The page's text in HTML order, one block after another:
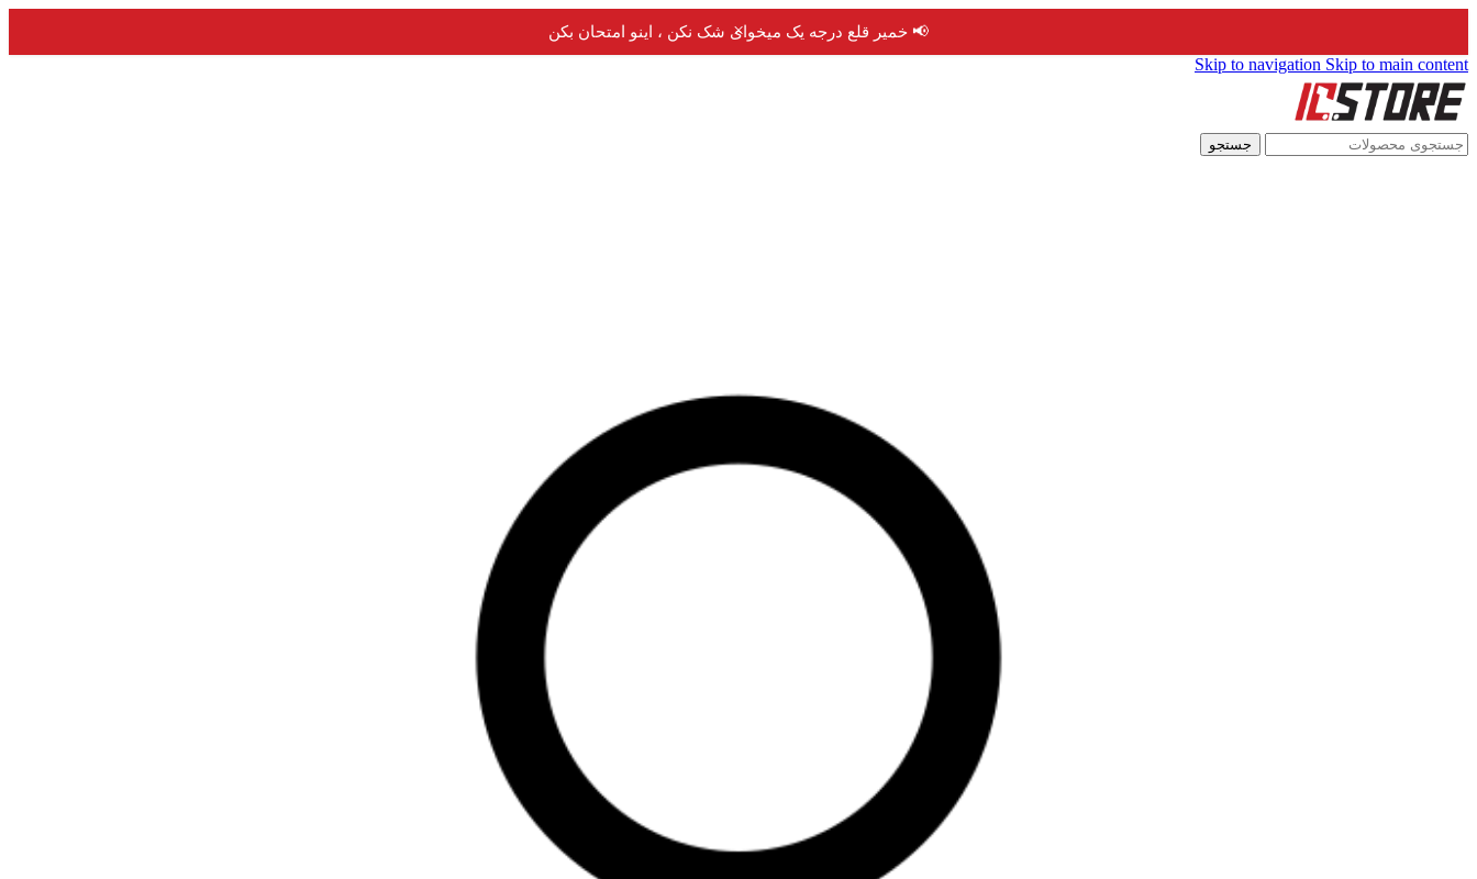
📢 خمیر قلع درجه یک میخوای شک نکن ، اینو امتحان بکن
×
Skip to navigation Skip to main content
جستجو